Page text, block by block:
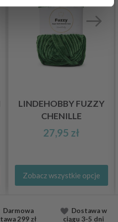
LINDEHOBBY FUZZY
CHENILLE
27,95 zł
Zobacz wszystkie opcje
Darmowa
299 zł
Dostawaw
ciągu 3-5 dni